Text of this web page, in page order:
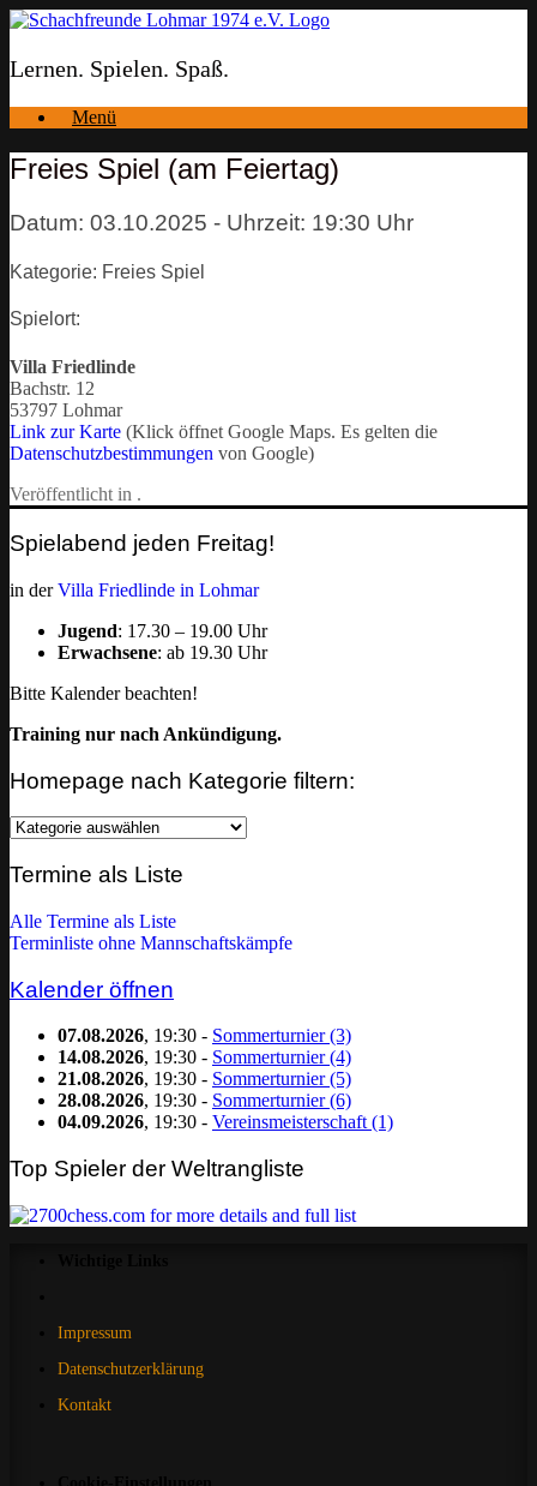
Zum
springen
Lernen. Spielen. Spaß.
Menü
Freies Spiel (am Feiertag)
Datum: 03.10.2025 - Uhrzeit: 19:30 Uhr
Kategorie: Freies Spiel
Spielort:
Villa Friedlinde
Bachstr. 12
53797 Lohmar
Link zur Karte (Klick öffnet Google Maps. Es gelten die
Datenschutzbestimmungen von Google)
Veröffentlicht in .
Spielabend jeden Freitag!
in derVilla Friedlinde in Lohmar
Jugend: 17.30 – 19.00 Uhr
Erwachsene: ab 19.30 Uhr
Bitte Kalender beachten!
Training nur nach Ankündigung.
Homepage nach Kategorie filtern:
Homepage
Kategorie
Termine als Liste
Alle Termine als Liste
Terminliste ohne Mannschaftskämpfe
Kalender öffnen
07.08.2026, 19:30 - Sommerturnier (3)
14.08.2026, 19:30 - Sommerturnier (4)
21.08.2026, 19:30 - Sommerturnier (5)
28.08.2026, 19:30 - Sommerturnier (6)
04.09.2026, 19:30 - Vereinsmeisterschaft (1)
Top Spieler der Weltrangliste
Impressum
Datenschutzerklärung
Kontakt